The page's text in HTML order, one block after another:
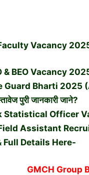
Vacancy 2025:
BEO Vacancy 2025:
Guard Bharti 2025
पुरी जानकारी जाने?
Statistical Officer
Assistant
Full Details Here-
GMCH Group